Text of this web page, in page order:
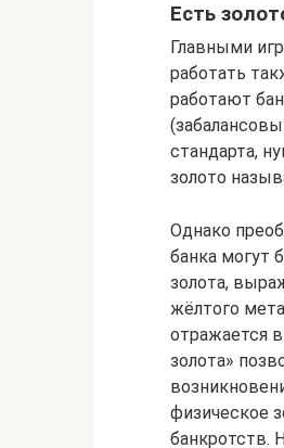
Есть
Главными
работать
работают
стандарта,
золото
Однако
банка могут
золота,
жёлтого
отражается
золота»
физическое
банкротств.